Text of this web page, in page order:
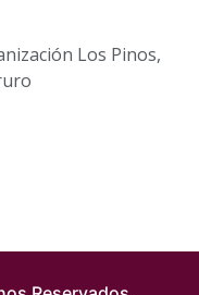
Los Pinos,